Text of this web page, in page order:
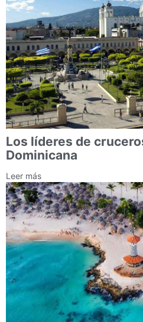
Los líderes de
Dominicana
Leer más